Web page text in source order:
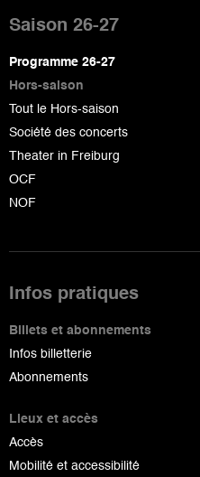
de
page
Saison 26-27
Programme 26-27
Hors-saison
Tout le Hors-saison
Société des concerts
Theater in Freiburg
OCF
NOF
Infos pratiques
Billets et abonnements
Infos billetterie
Abonnements
Lieux et accès
Accès
Mobilité et accessibilité